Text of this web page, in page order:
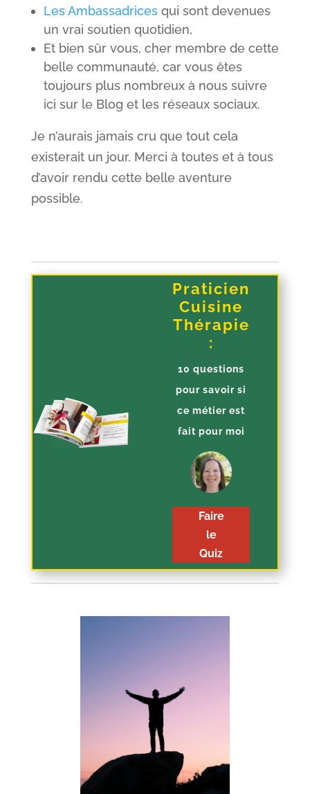
Les Ambassadricesqui sont devenues
un vrai soutien quotidien,
Et bien sûr vous, cher membre de cette
belle communauté, car vous êtes
toujours plus nombreux à nous suivre
ici sur le Blog et les réseaux sociaux.
Je n’aurais jamais cru que tout cela
existerait un jour. Merci à toutes et à tous
d’avoir rendu cette belle aventure
possible.
Praticien
Cuisine
Thérapie
:
10 questions
pour savoir si
ce métier est
fait pour moi
Faire
le
Quiz